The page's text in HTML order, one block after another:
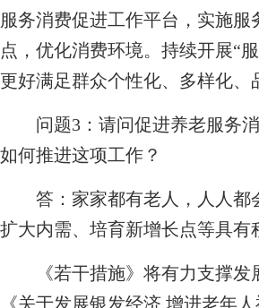
服务消费促进工作平台，实施
点，优化消费环境。持续开展“
更好满足群众个性化、多样化、
问题3：请问促进养老服务
如何推进这项工作？
答：家家都有老人，人人都
扩大内需、培育新增长点等具有
《若干措施》将有力支撑发
《关于发展银发经济 增进老年